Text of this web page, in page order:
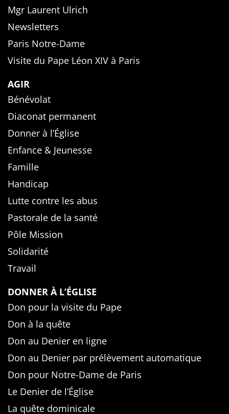
Mgr Laurent Ulrich
Newsletters
Paris Notre-Dame
Visite du Pape Léon XIV à Paris
AGIR
Bénévolat
Diaconat permanent
Donner à l’Église
Enfance & Jeunesse
Famille
Handicap
Lutte contre les abus
Pastorale de la santé
Pôle Mission
Solidarité
Travail
DONNER À L’ÉGLISE
Don pour la visite du Pape
Don à la quête
Don au Denier en ligne
Don au Denier par prélèvement automatique
Don pour Notre-Dame de Paris
Le Denier de l’Église
La quête dominicale